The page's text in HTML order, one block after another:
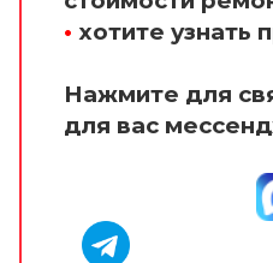
• хотите узнать
Нажмите для
для вас